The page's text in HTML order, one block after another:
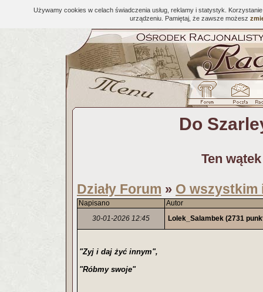
Używamy cookies w celach świadczenia usług, reklamy i statystyk.
urządzeniu. Pamiętaj, że zawsze możesz
Do
Ten
Działy Forum » O wszystkim
Napisano
Autor
30-01-2026 12:45
Lolek_Salambek (2731
"Zyj i daj żyć innym",
"Róbmy swoje"